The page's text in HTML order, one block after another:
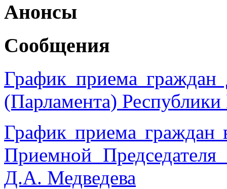
Анонсы
Сообщения
График приема граждан
(Парламента)
График приема граждан
Приемной
Д.А. Медведева